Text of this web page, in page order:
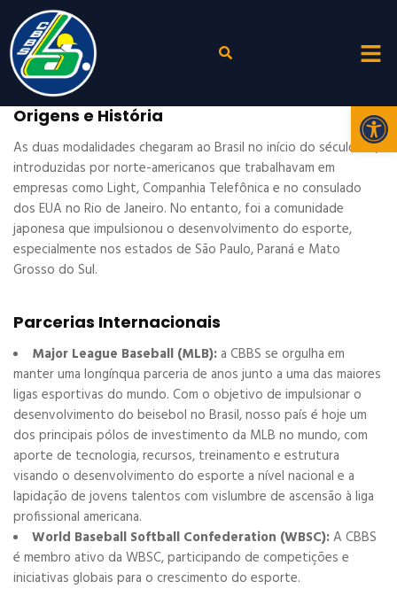
Origens e História
As duas modalidades chegaram ao Brasil no início do século XX,
introduzidas por norte-americanos que trabalhavam em
empresas como Light, Companhia Telefônica e no consulado
dos EUA no Rio de Janeiro. No entanto, foi a comunidade
japonesa que impulsionou o desenvolvimento do esporte,
especialmente nos estados de São Paulo, Paraná e Mato
Grosso do Sul.
Parcerias Internacionais
Major League Baseball (MLB):a CBBS se orgulha em
manter uma longínqua parceria de anos junto a uma das maiores
ligas esportivas do mundo. Com o objetivo de impulsionar o
desenvolvimento do beisebol no Brasil, nosso país é hoje um
dos principais pólos de investimento da MLB no mundo, com
aporte de tecnologia, recursos, treinamento e estrutura
visando o desenvolvimento do esporte a nível nacional e a
lapidação de jovens talentos com vislumbre de ascensão à liga
profissional americana.
World Baseball Softball Confederation (WBSC):A CBBS
é membro ativo da WBSC, participando de competições e
iniciativas globais para o crescimento do esporte.